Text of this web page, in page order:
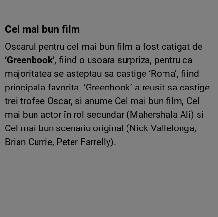
Cel mai bun film
Oscarul pentru cel mai bun film a fost catigat de
‘Greenbook’, fiind o usoara surpriza, pentru ca
majoritatea se asteptau sa castige ‘Roma’, fiind
principala favorita. ‘Greenbook’ a reusit sa castige
trei trofee Oscar, si anume Cel mai bun film, Cel
mai bun actor în rol secundar (Mahershala Ali) si
Cel mai bun scenariu original (Nick Vallelonga,
Brian Currie, Peter Farrelly).